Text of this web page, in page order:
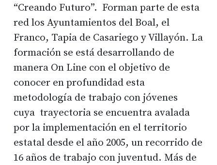
“Creando Futuro”. Forman parte de esta
red los Ayuntamientos del Boal, el
Franco, Tapia de Casariego y Villayón. La
formación se está desarrollando de
manera On Line con el objetivo de
conocer en profundidad esta
metodología de trabajo con jóvenes
cuya trayectoria se encuentra avalada
por la implementación en el territorio
estatal desde el año 2005, un recorrido de
16 años de trabajo con juventud. Más de